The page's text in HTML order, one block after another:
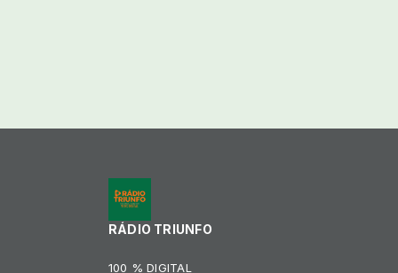
RÁDIO TRIUNFO
100 % DIGITAL